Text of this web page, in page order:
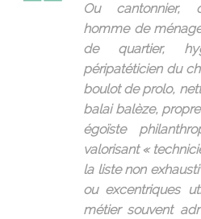
Ou cantonnier,
homme de
de quartier,
péripatéticien du
boulot de prolo,
balai balèze,
égoïste
valorisant «
la liste non
ou excentriques
métier souvent